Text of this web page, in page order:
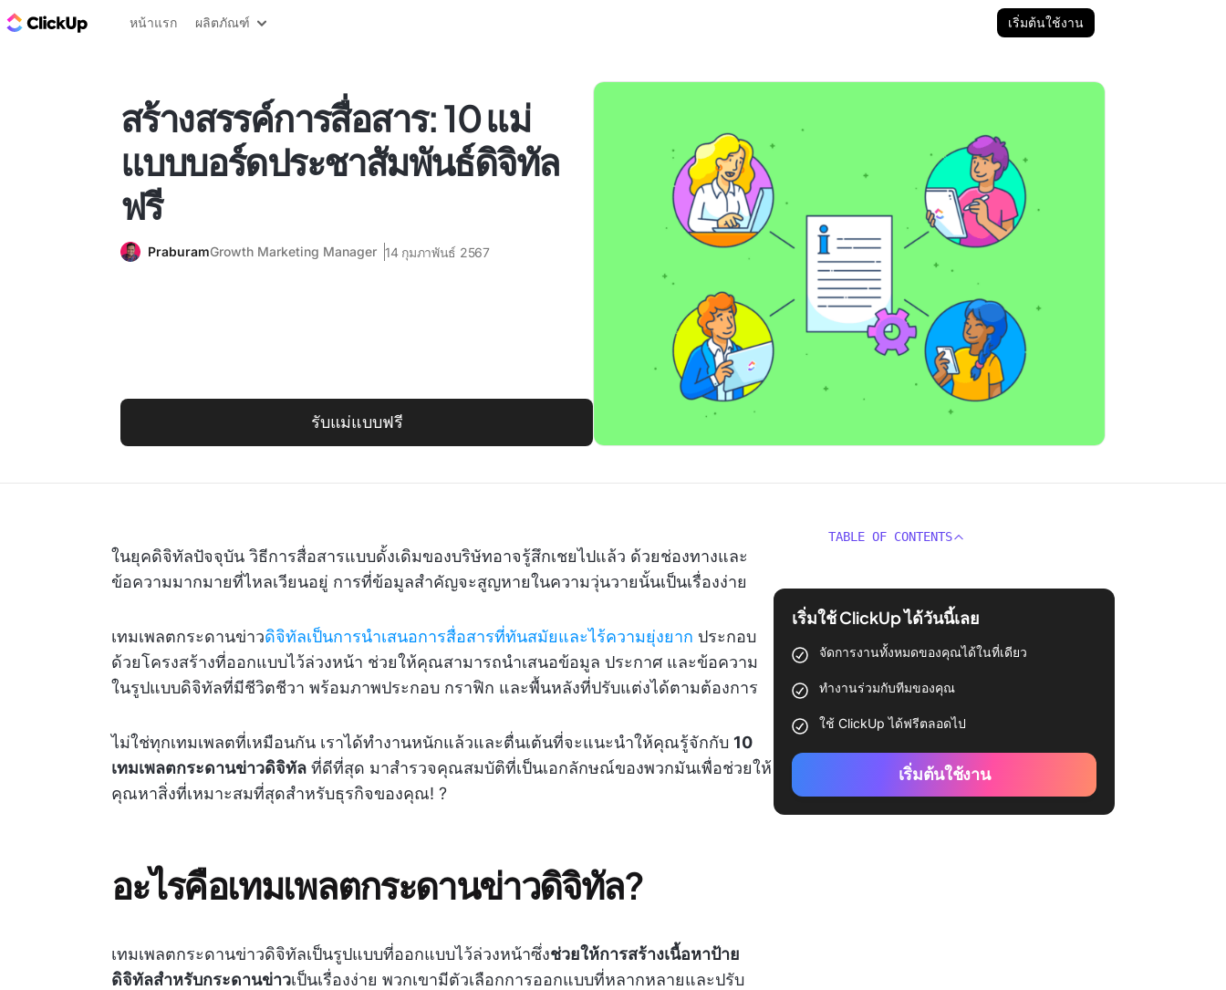
บล็อก ClickUp
หน้าแรก ผลิตภัณฑ์ เริ่มต้นใช้งาน
สร้างสรรค์การสื่อสาร: 10 แม่
แบบบอร์ดประชาสัมพันธ์ดิจิทัล
ฟรี
PraburamGrowth Marketing Manager 14 กุมภาพันธ์ 2567
รับแม่แบบฟรี
ในยุคดิจิทัลปัจจุบัน วิธีการสื่อสารแบบดั้งเดิมของบริษัทอาจรู้สึกเชยไปแล้ว ด้วยช่องทางและ
ข้อความมากมายที่ไหลเวียนอยู่ การที่ข้อมูลสำคัญจะสูญหายในความวุ่นวายนั้นเป็นเรื่องง่าย
เทมเพลตกระดานข่าวดิจิทัลเป็นการนำเสนอการสื่อสารที่ทันสมัยและไร้ความยุ่งยาก ประกอบ
ด้วยโครงสร้างที่ออกแบบไว้ล่วงหน้า ช่วยให้คุณสามารถนำเสนอข้อมูล ประกาศ และข้อความ
ในรูปแบบดิจิทัลที่มีชีวิตชีวา พร้อมภาพประกอบ กราฟิก และพื้นหลังที่ปรับแต่งได้ตามต้องการ
ไม่ใช่ทุกเทมเพลตที่เหมือนกัน เราได้ทำงานหนักแล้วและตื่นเต้นที่จะแนะนำให้คุณรู้จักกับ 10
เทมเพลตกระดานข่าวดิจิทัล ที่ดีที่สุด มาสำรวจคุณสมบัติที่เป็นเอกลักษณ์ของพวกมันเพื่อช่วยให้
คุณหาสิ่งที่เหมาะสมที่สุดสำหรับธุรกิจของคุณ! ?
อะไรคือเทมเพลตกระดานข่าวดิจิทัล?
เทมเพลตกระดานข่าวดิจิทัลเป็นรูปแบบที่ออกแบบไว้ล่วงหน้าซึ่งช่วยให้การสร้างเนื้อหาป้าย
ดิจิทัลสำหรับกระดานข่าวเป็นเรื่องง่าย พวกเขามีตัวเลือกการออกแบบที่หลากหลายและปรับ
TABLE OF CONTENTS
เริ่มใช้ ClickUp ได้วันนี้เลย
จัดการงานทั้งหมดของคุณได้ในที่เดียว
ทำงานร่วมกับทีมของคุณ
ใช้ ClickUp ได้ฟรีตลอดไป
เริ่มต้นใช้งาน